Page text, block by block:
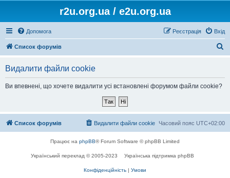
r2u.org.ua / e2u.org.ua
Допомога Вхід
Реєстрація
Список форумів
Видалити файли cookie
Ви впевнені, що хочете видалити усі встановлені форумом файли cookie?
Список форумів Часовий пояс UTC+02:00
Видалити файли cookie
Працює на phpBB® Forum Software © phpBB Limited
Український переклад © 2005-2023 Українська підтримка phpBB
Конфіденційність | Умови